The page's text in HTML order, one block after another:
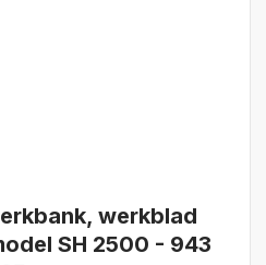
werkblad
SH 2500 - 943